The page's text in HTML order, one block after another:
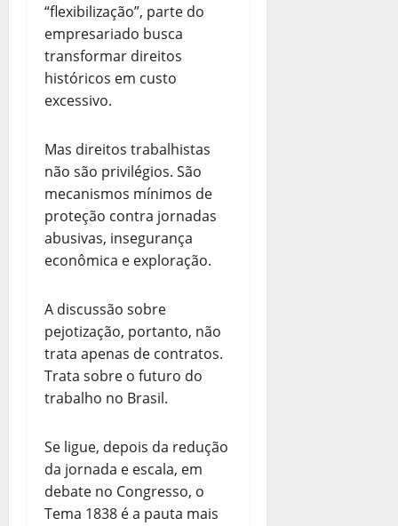
“flexibilização”, parte do
empresariado busca
transformar direitos
históricos em custo
excessivo.
Mas direitos trabalhistas
não são privilégios. São
mecanismos mínimos de
proteção contra jornadas
abusivas, insegurança
econômica e exploração.
A discussão sobre
pejotização, portanto, não
trata apenas de contratos.
Trata sobre o futuro do
trabalho no Brasil.
Se ligue, depois da redução
da jornada e escala, em
debate no Congresso, o
Tema 1838 é a pauta mais